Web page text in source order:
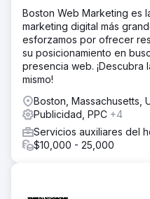
Boston Web Marketing es
marketing digital más
esforzamos por ofrecer
su posicionamiento en
presencia web. ¡Descubra
mismo!
Boston, Massachusetts,
Publicidad, PPC +4
Servicios auxiliares del
$10,000 - 25,000